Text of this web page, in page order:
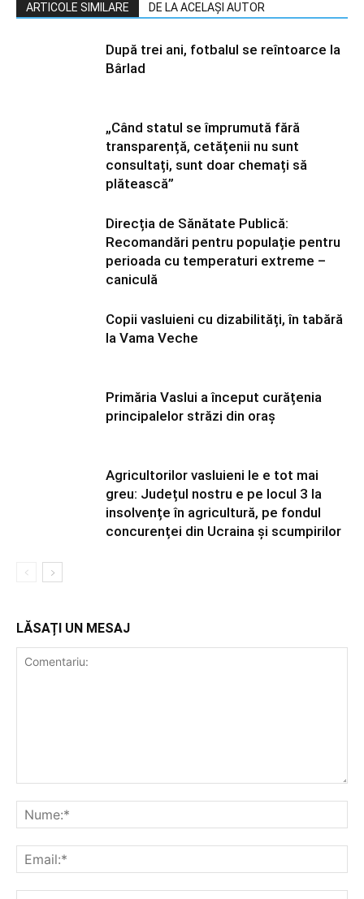
ARTICOLE SIMILARE DE LA ACELAȘI AUTOR
După trei ani, fotbalul se reîntoarce la
Bârlad
„Când statul se împrumută fără
transparență, cetățenii nu sunt
consultați, sunt doar chemați să
plătească”
Direcția de Sănătate Publică:
Recomandări pentru populație pentru
perioada cu temperaturi extreme –
caniculă
Copii vasluieni cu dizabilități, în tabără
la Vama Veche
Primăria Vaslui a început curățenia
principalelor străzi din oraș
Agricultorilor vasluieni le e tot mai
greu: Județul nostru e pe locul 3 la
insolvențe în agricultură, pe fondul
concurenței din Ucraina și scumpirilor
LĂSAȚI UN MESAJ